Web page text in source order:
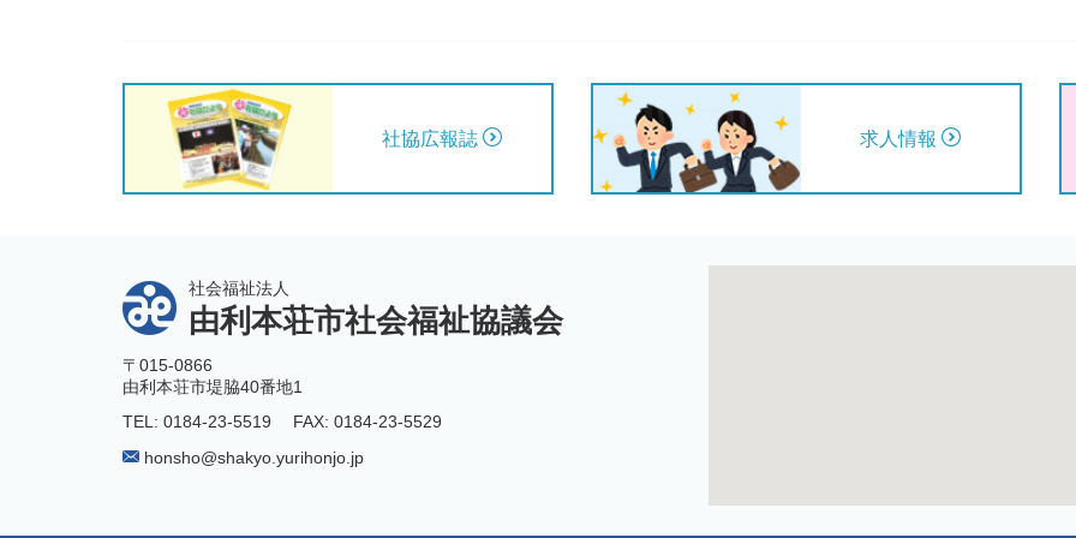
社協広報誌 求人情報
社会福祉法人
由利本荘市社会福祉協議会
〒015-0866
由利本荘市堤脇40番地1
TEL: 0184-23-5519
FAX: 0184-23-5529
honsho@shakyo.yurihonjo.jp